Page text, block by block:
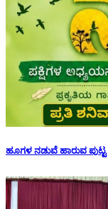
ಹೂಗಳ ನಡುವೆ ಹಾರುವ